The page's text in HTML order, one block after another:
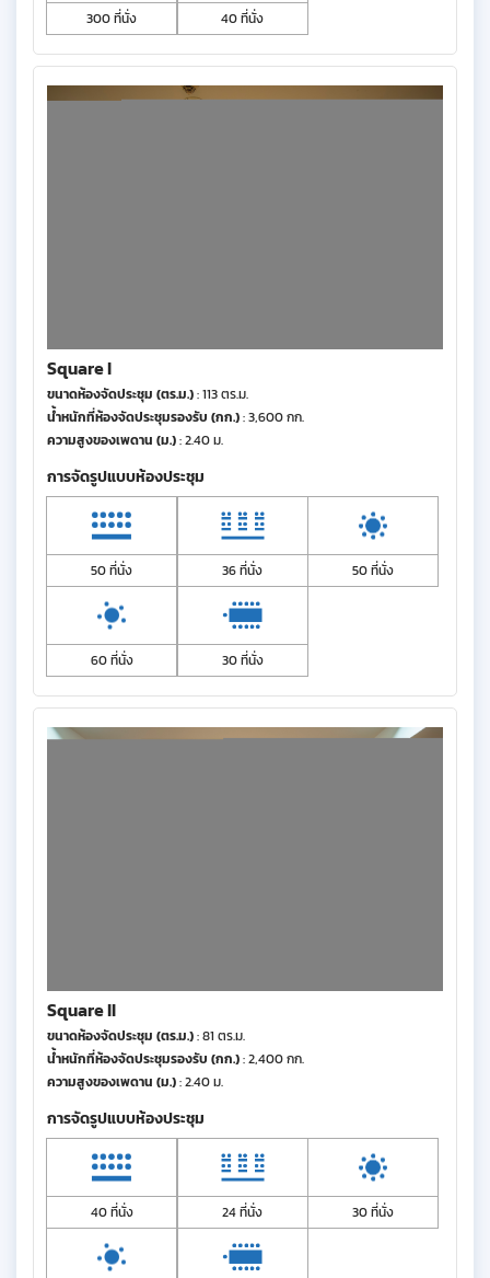
300 ที่นั่ง 40 ที่นั่ง
Square I
ขนาดห้องจัดประชุม (ตร.ม.): 113 ตร.ม.
น้ำหนักที่ห้องจัดประชุมรองรับ (กก.): 3,600 กก.
ความสูงของเพดาน (ม.): 2.40 ม.
การจัดรูปแบบห้องประชุม
50 ที่นั่ง 36 ที่นั่ง 50 ที่นั่ง
60 ที่นั่ง 30 ที่นั่ง
Square II
ขนาดห้องจัดประชุม (ตร.ม.): 81 ตร.ม.
น้ำหนักที่ห้องจัดประชุมรองรับ (กก.): 2,400 กก.
ความสูงของเพดาน (ม.): 2.40 ม.
การจัดรูปแบบห้องประชุม
40 ที่นั่ง 24 ที่นั่ง 30 ที่นั่ง